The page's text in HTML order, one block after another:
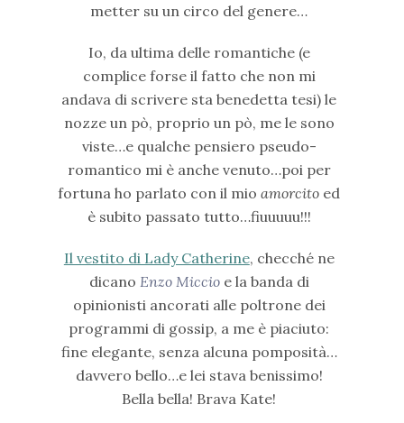
metter su un circo del genere…
Io, da ultima delle romantiche (e
complice forse il fatto che non mi
andava di scrivere sta benedetta tesi) le
nozze un pò, proprio un pò, me le sono
viste…e qualche pensiero pseudo-
romantico mi è anche venuto…poi per
fortuna ho parlato con il mio amorcito ed
è subito passato tutto…fiuuuuu!!!
Il vestito di Lady Catherine, checché ne
dicano Enzo Miccioe la banda di
opinionisti ancorati alle poltrone dei
programmi di gossip, a me è piaciuto:
fine elegante, senza alcuna pomposità…
davvero bello…e lei stava benissimo!
Bella bella! Brava Kate!